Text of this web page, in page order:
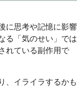
に思考や記憶に影響
る「気のせい」では
れている副作用で
、イライラするかも